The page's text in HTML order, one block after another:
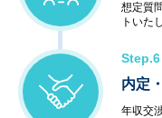
想定質
トいた
Step.6
内定
年収交